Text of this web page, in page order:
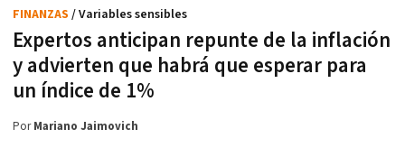
Expertos anticipan repunte de la inflación
y advierten que habrá que esperar para
un índice de 1%
FINANZAS / Variables sensibles
PorMariano Jaimovich